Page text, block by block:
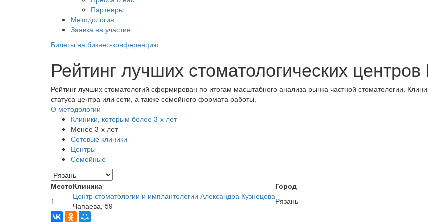
Партнеры
Методология
Заявка на участие
Билеты на бизнес-конференцию
Рейтинг лучших стоматологических
Рейтинг лучших стоматологий сформирован по итогам масштабного анализа рынка частной стоматологии.
статуса центра или сети, а также семейного формата работы.
О методологии
Клиники, которым более 3-х лет
Менее 3-х лет
Сетевые клиники
Центры
Семейные
МестоКлиника
Город
1
Центр стоматологии и имплантологии Александра Кузнецова
Чапаева, 59
Рязань